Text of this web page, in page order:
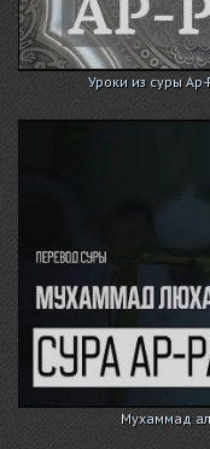
Уроки из суры
Мухаммад